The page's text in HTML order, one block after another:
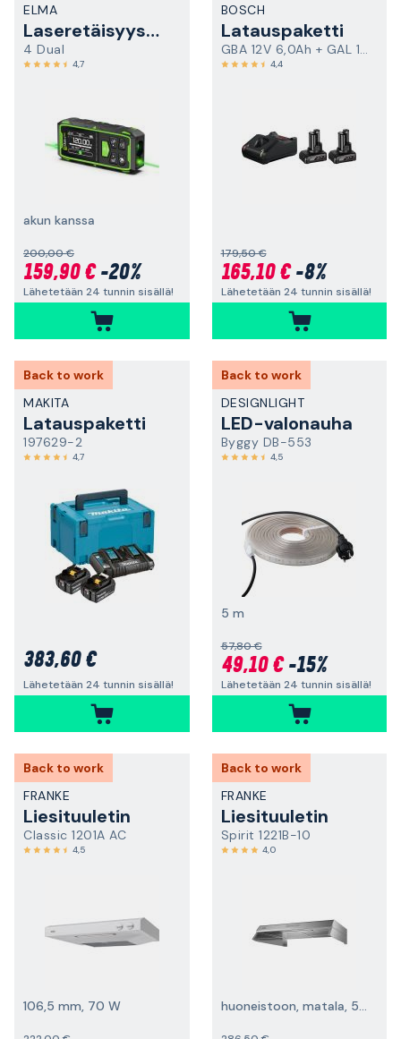
ELMA
Laseretäisyysmittalaite
4 Dual
4,7
akun kanssa
200,00 €
159,90 €-20%
Lähetetään 24 tunnin sisällä!
BOSCH
Latauspaketti
GBA 12V 6,0Ah + GAL 12V-40
4,4
179,50 €
165,10 €-8%
Lähetetään 24 tunnin sisällä!
Back to work
MAKITA
Latauspaketti
197629-2
4,7
383,60 €
Lähetetään 24 tunnin sisällä!
Back to work
DESIGNLIGHT
LED-valonauha
Byggy DB-553
4,5
5 m
57,80 €
49,10 €-15%
Lähetetään 24 tunnin sisällä!
Back to work
FRANKE
Liesituuletin
Classic 1201A AC
4,5
106,5 mm, 70 W
Back to work
FRANKE
Liesituuletin
Spirit 1221B-10
4,0
huoneistoon, matala, 598 mm